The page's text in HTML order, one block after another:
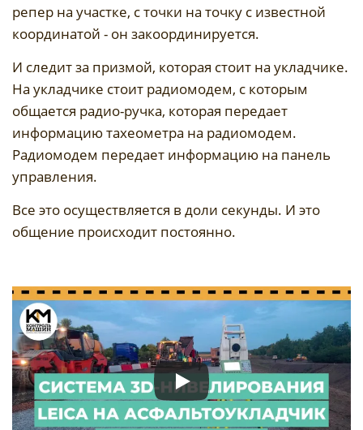
репер на участке, с точки на точку с известной
координатой - он закоординируется.
И следит за призмой, которая стоит на укладчике.
На укладчике стоит радиомодем, с которым
общается радио-ручка, которая передает
информацию тахеометра на радиомодем.
Радиомодем передает информацию на панель
управления.
Все это осуществляется в доли секунды. И это
общение происходит постоянно.